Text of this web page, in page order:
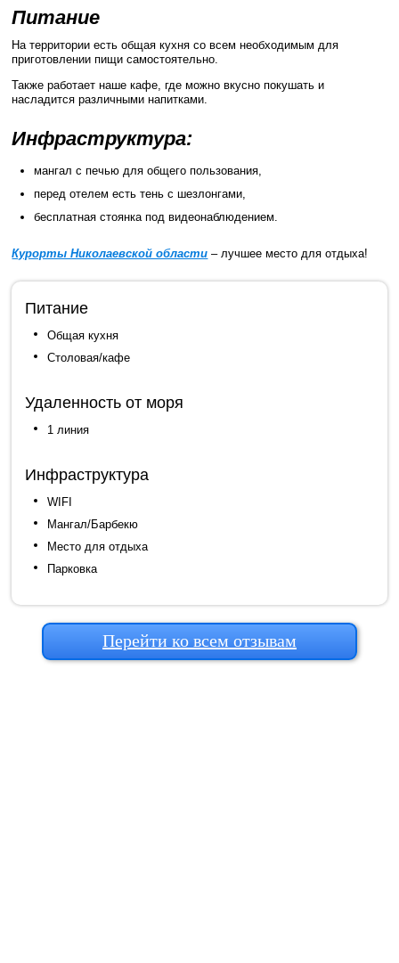
Питание
На территории есть общая кухня со всем необходимым для
приготовлении пищи самостоятельно.
Также работает наше кафе, где можно вкусно покушать и
насладится различными напитками.
Инфраструктура:
мангал с печью для общего пользования,
перед отелем есть тень с шезлонгами,
бесплатная стоянка под видеонаблюдением.
Курорты Николаевской области – лучшее место для отдыха!
Питание
Общая кухня
Столовая/кафе
Удаленность от моря
1 линия
Инфраструктура
WIFI
Мангал/Барбекю
Место для отдыха
Парковка
Перейти ко всем отзывам